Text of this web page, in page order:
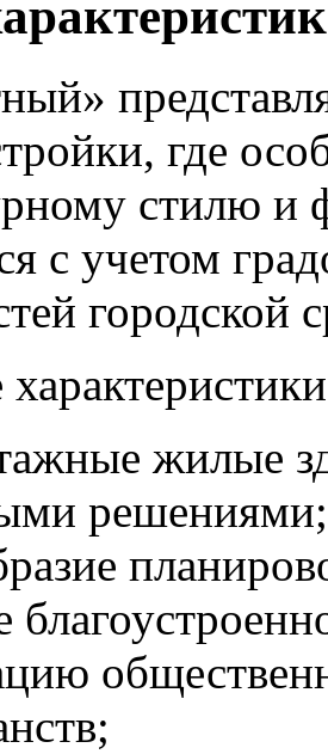
где
стилю и
с учетом
городской
жилые
решениями;